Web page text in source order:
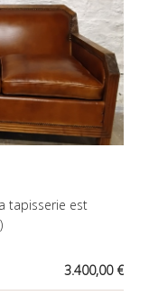
tapisserie est
3.400,00 €